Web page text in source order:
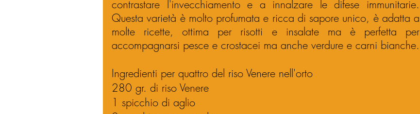
contrastare l'invecchiamento e a innalzare le difese immunitarie.
Questa varietà è molto profumata e ricca di sapore unico, è adatta a
molte ricette, ottima per risotti e insalate ma è perfetta per
accompagnarsi pesce e crostacei ma anche verdure e carni bianche.
Ingredienti per quattro del riso Venere nell'orto
280 gr. di riso Venere
1 spicchio di aglio